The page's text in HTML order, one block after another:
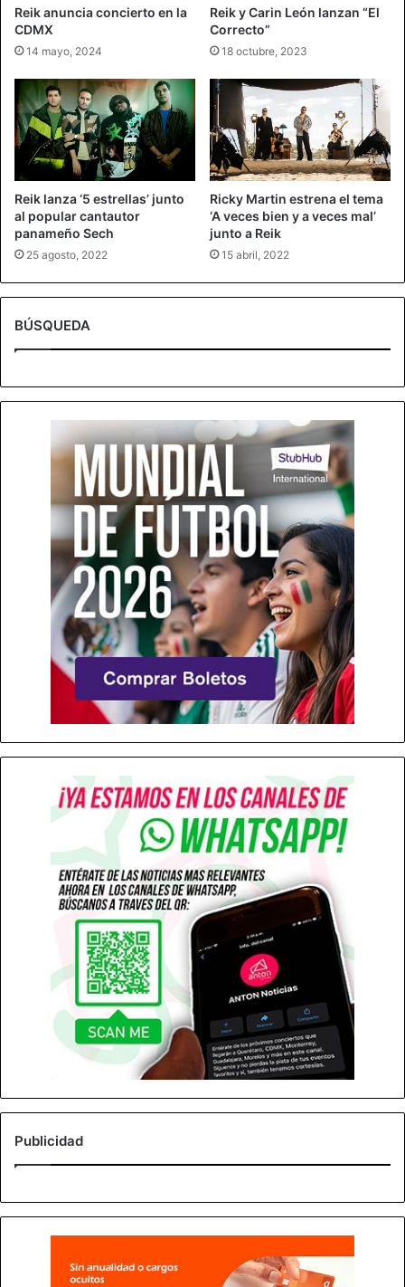
Reik anuncia concierto en la
CDMX
14 mayo, 2024
Reik y Carin León lanzan “El
Correcto”
18 octubre, 2023
Reik lanza ‘5 estrellas’ junto
al popular cantautor
panameño Sech
25 agosto, 2022
Ricky Martin estrena el tema
‘A veces bien y a veces mal’
junto a Reik
15 abril, 2022
BÚSQUEDA
Publicidad